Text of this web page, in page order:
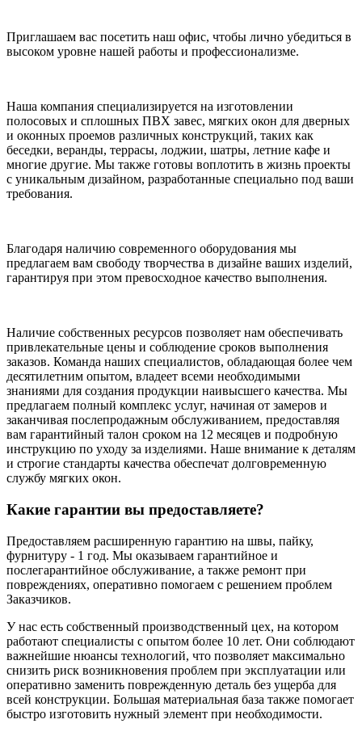
Приглашаем вас посетить наш офис, чтобы лично убедиться в
высоком уровне нашей работы и профессионализме.
Наша компания специализируется на изготовлении
полосовых и сплошных ПВХ завес, мягких окон для дверных
и оконных проемов различных конструкций, таких как
беседки, веранды, террасы, лоджии, шатры, летние кафе и
многие другие. Мы также готовы воплотить в жизнь проекты
с уникальным дизайном, разработанные специально под ваши
требования.
Благодаря наличию современного оборудования мы
предлагаем вам свободу творчества в дизайне ваших изделий,
гарантируя при этом превосходное качество выполнения.
Наличие собственных ресурсов позволяет нам обеспечивать
привлекательные цены и соблюдение сроков выполнения
заказов. Команда наших специалистов, обладающая более чем
десятилетним опытом, владеет всеми необходимыми
знаниями для создания продукции наивысшего качества. Мы
предлагаем полный комплекс услуг, начиная от замеров и
заканчивая послепродажным обслуживанием, предоставляя
вам гарантийный талон сроком на 12 месяцев и подробную
инструкцию по уходу за изделиями. Наше внимание к деталям
и строгие стандарты качества обеспечат долговременную
службу мягких окон.
Какие гарантии вы предоставляете?
Предоставляем расширенную гарантию на швы, пайку,
фурнитуру - 1 год. Мы оказываем гарантийное и
послегарантийное обслуживание, а также ремонт при
повреждениях, оперативно помогаем с решением проблем
Заказчиков.
У нас есть собственный производственный цех, на котором
работают специалисты с опытом более 10 лет. Они соблюдают
важнейшие нюансы технологий, что позволяет максимально
снизить риск возникновения проблем при эксплуатации или
оперативно заменить поврежденную деталь без ущерба для
всей конструкции. Большая материальная база также помогает
быстро изготовить нужный элемент при необходимости.